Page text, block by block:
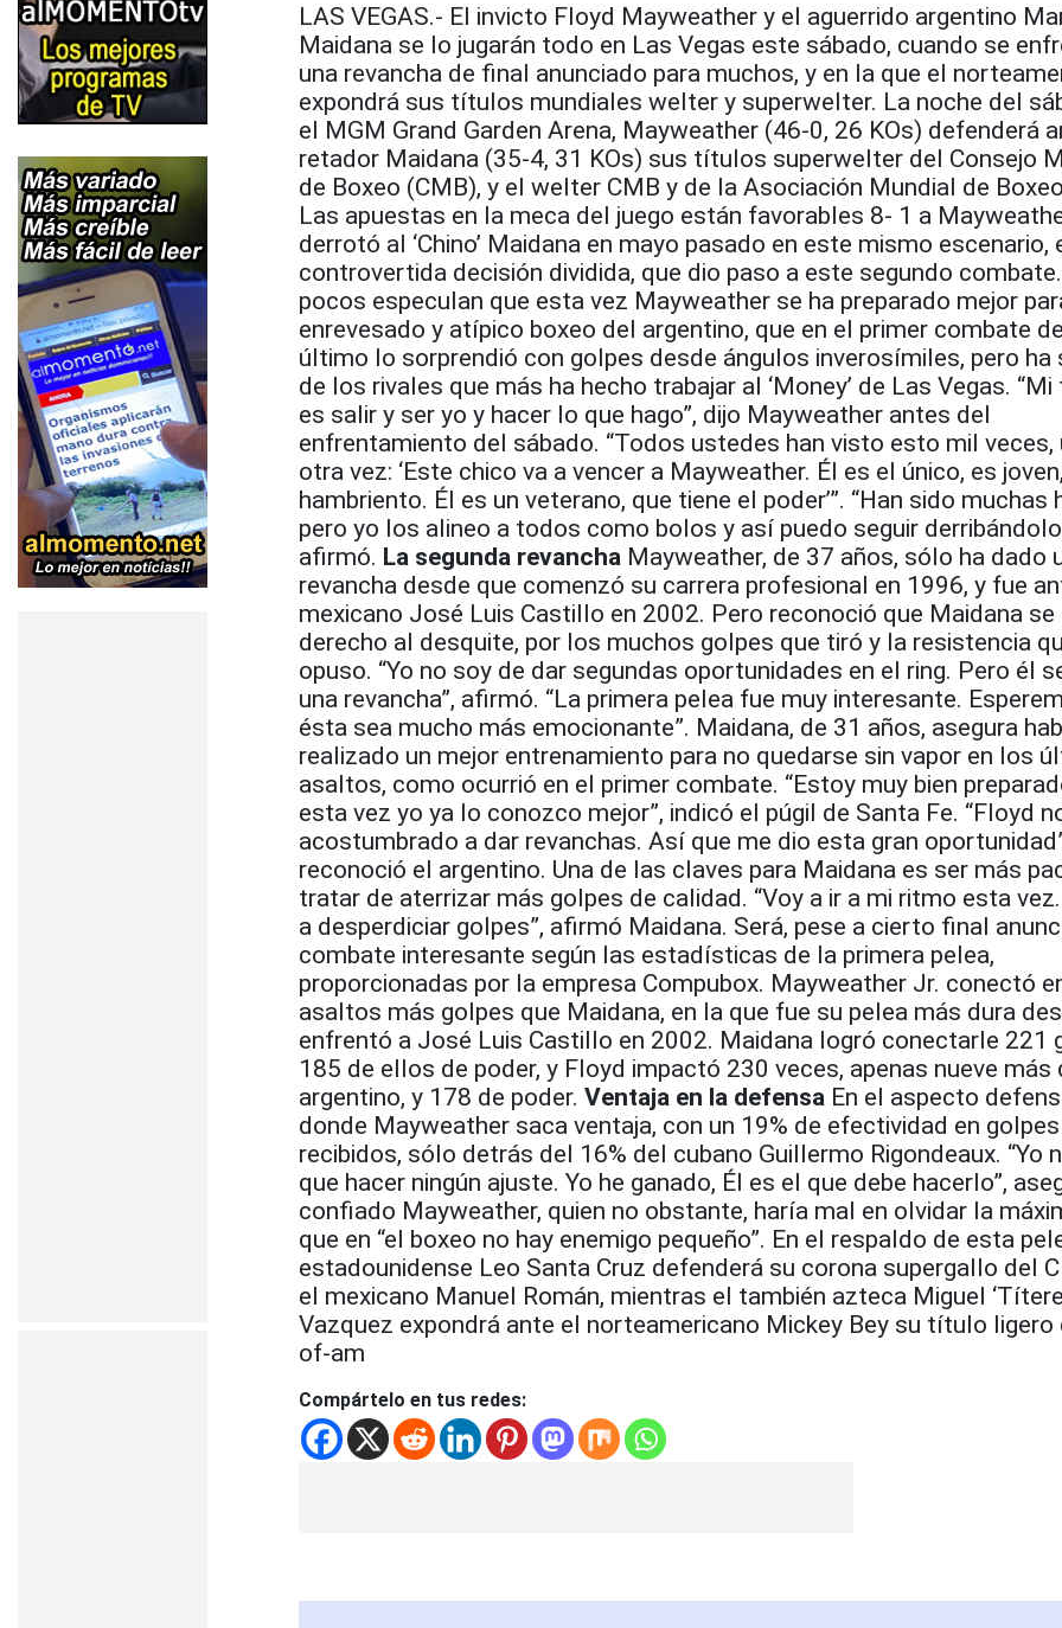
LAS VEGAS.- El invicto Floyd Mayweather y el aguerrido argentino
Maidana se lo jugarán todo en Las Vegas este sábado, cuando se
una revancha de final anunciado para muchos, y en la que el
expondrá sus títulos mundiales welter y superwelter. La noche del
el MGM Grand Garden Arena, Mayweather (46-0, 26 KOs) defenderá
retador Maidana (35-4, 31 KOs) sus títulos superwelter del Consejo
de Boxeo (CMB), y el welter CMB y de la Asociación Mundial de
Las apuestas en la meca del juego están favorables 8- 1 a
derrotó al ‘Chino’ Maidana en mayo pasado en este mismo escenario,
controvertida decisión dividida, que dio paso a este segundo
pocos especulan que esta vez Mayweather se ha preparado mejor
enrevesado y atípico boxeo del argentino, que en el primer combate
último lo sorprendió con golpes desde ángulos inverosímiles, pero ha
de los rivales que más ha hecho trabajar al ‘Money’ de Las Vegas.
es salir y ser yo y hacer lo que hago”, dijo Mayweather antes del
enfrentamiento del sábado. “Todos ustedes han visto esto mil veces,
otra vez: ‘Este chico va a vencer a Mayweather. Él es el único, es
hambriento. Él es un veterano, que tiene el poder’”. “Han sido muchas
pero yo los alineo a todos como bolos y así puedo seguir
afirmó. La segunda revancha Mayweather, de 37 años, sólo ha dado
revancha desde que comenzó su carrera profesional en 1996, y fue
mexicano José Luis Castillo en 2002. Pero reconoció que Maidana se
derecho al desquite, por los muchos golpes que tiró y la resistencia
opuso. “Yo no soy de dar segundas oportunidades en el ring. Pero él
una revancha”, afirmó. “La primera pelea fue muy interesante.
ésta sea mucho más emocionante”. Maidana, de 31 años, asegura
realizado un mejor entrenamiento para no quedarse sin vapor en los
asaltos, como ocurrió en el primer combate. “Estoy muy bien
esta vez yo ya lo conozco mejor”, indicó el púgil de Santa Fe. “Floyd
acostumbrado a dar revanchas. Así que me dio esta gran
reconoció el argentino. Una de las claves para Maidana es ser más
tratar de aterrizar más golpes de calidad. “Voy a ir a mi ritmo esta
a desperdiciar golpes”, afirmó Maidana. Será, pese a cierto final
combate interesante según las estadísticas de la primera pelea,
proporcionadas por la empresa Compubox. Mayweather Jr. conectó
asaltos más golpes que Maidana, en la que fue su pelea más dura
enfrentó a José Luis Castillo en 2002. Maidana logró conectarle 221
185 de ellos de poder, y Floyd impactó 230 veces, apenas nueve más
argentino, y 178 de poder. Ventaja en la defensa En el aspecto
donde Mayweather saca ventaja, con un 19% de efectividad en golpes
recibidos, sólo detrás del 16% del cubano Guillermo Rigondeaux. “Yo
que hacer ningún ajuste. Yo he ganado, Él es el que debe hacerlo”,
confiado Mayweather, quien no obstante, haría mal en olvidar la
que en “el boxeo no hay enemigo pequeño”. En el respaldo de esta
estadounidense Leo Santa Cruz defenderá su corona supergallo del
el mexicano Manuel Román, mientras el también azteca Miguel
Vazquez expondrá ante el norteamericano Mickey Bey su título ligero
of-am
Compártelo en tus redes: